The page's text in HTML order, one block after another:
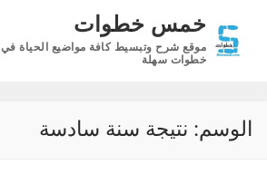
المحتوى
خمس خطوات
موقع شرح وتبسيط كافة مواضيع الحياة في
خطوات سهلة
الوسم: نتيجة سنة سادسة